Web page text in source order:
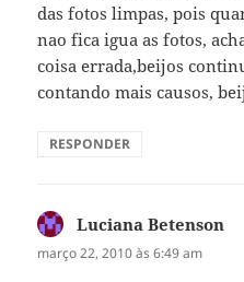
das fotos limpas, pois
nao fica igua as fotos,
coisa errada,beijos
contando mais causos,
RESPONDER
Luciana Betenson
março 22, 2010 às 6:49 am